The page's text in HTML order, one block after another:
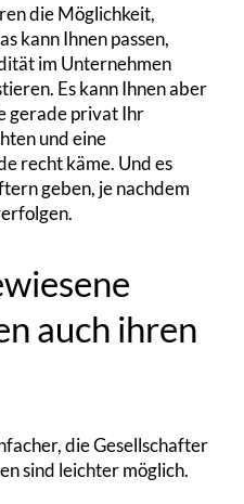
die Möglichkeit,
kann Ihnen passen,
im Unternehmen
Es kann Ihnen aber
gerade privat Ihr
und eine
recht käme. Und es
geben, je nachdem
auch ihren
die Gesellschafter
sind leichter möglich.